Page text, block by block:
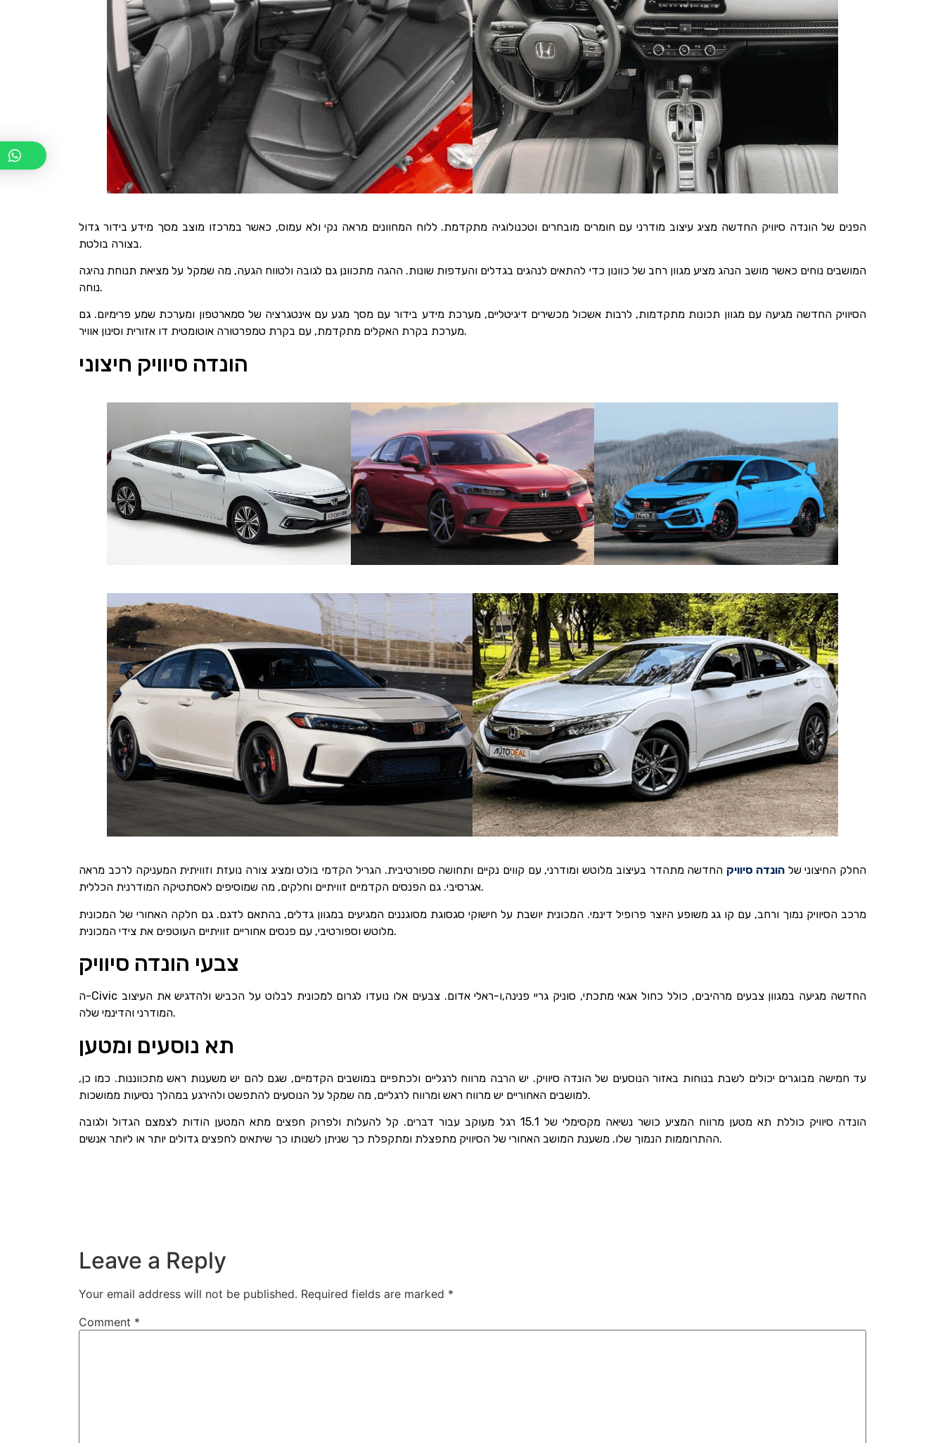
הפנים של הונדה סיוויק החדשה מציג עיצוב מודרני עם חומרים מובחרים וטכנולוגיה מתקדמת. ללוח המחוונים מראה נקי ולא עמוס, כאשר במרכזו מוצב מסך מידע בידור גדול
בצורה בולטת.
המושבים נוחים כאשר מושב הנהג מציע מגוון רחב של כוונון כדי להתאים לנהגים בגדלים והעדפות שונות. ההגה מתכוונן גם לגובה ולטווח הגעה, מה שמקל על מציאת תנוחת נהיגה
נוחה.
הסיוויק החדשה מגיעה עם מגוון תכונות מתקדמות, לרבות אשכול מכשירים דיגיטליים, מערכת מידע בידור עם מסך מגע עם אינטגרציה של סמארטפון ומערכת שמע פרימיום. גם
מערכת בקרת האקלים מתקדמת, עם בקרת טמפרטורה אוטומטית דו אזורית וסינון אוויר.
הונדה סיוויק חיצוני
החלק החיצוני שלהונדה סיוויק החדשה מתהדר בעיצוב מלוטש ומודרני, עם קווים נקיים ותחושה ספורטיבית. הגריל הקדמי בולט ומציג צורה נועזת וזוויתית המעניקה לרכב מראה
אגרסיבי. גם הפנסים הקדמיים זוויתיים וחלקים, מה שמוסיפים לאסתטיקה המודרנית הכללית.
מרכב הסיוויק נמוך ורחב, עם קו גג משופע היוצר פרופיל דינמי. המכונית יושבת על חישוקי סגסוגת מסוגננים המגיעים במגוון גדלים, בהתאם לדגם. גם חלקה האחורי של המכונית
מלוטש וספורטיבי, עם פנסים אחוריים זוויתיים העוטפים את צידי המכונית.
צבעי הונדה סיוויק
ה-Civic החדשה מגיעה במגוון צבעים מרהיבים, כולל כחול אגאי מתכתי, סוניק גריי פנינה,ו-ראלי אדום. צבעים אלו נועדו לגרום למכונית לבלוט על הכביש ולהדגיש את העיצוב
המודרני והדינמי שלה.
תא נוסעים ומטען
עד חמישה מבוגרים יכולים לשבת בנוחות באזור הנוסעים של הונדה סיוויק. יש הרבה מרווח לרגליים ולכתפיים במושבים הקדמיים, שגם להם יש משענות ראש מתכווננות. כמו כן,
למושבים האחוריים יש מרווח ראש ומרווח לרגליים, מה שמקל על הנוסעים להתפשט ולהירגע במהלך נסיעות ממושכות.
הונדה סיוויק כוללת תא מטען מרווח המציע כושר נשיאה מקסימלי של 15.1 רגל מעוקב עבור דברים. קל להעלות ולפרוק חפצים מתא המטען הודות לצמצם הגדול ולגובה
ההתרוממות הנמוך שלו. משענת המושב האחורי של הסיוויק מתפצלת ומתקפלת כך שניתן לשנותו כך שיתאים לחפצים גדולים יותר או ליותר אנשים.
Leave a Reply
Your email address will not be published. Required fields are marked *
Comment *